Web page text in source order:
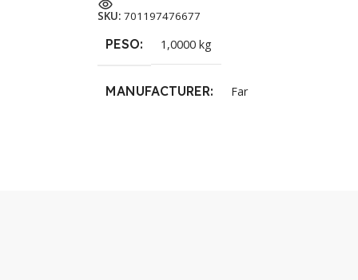
SKU: 701197476677
PESO 1,0000 kg
MANUFACTURER Far